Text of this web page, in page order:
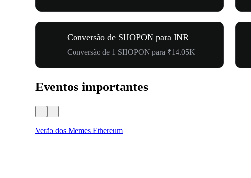
Conversão de SHOPON para INR
Conversão de 1 SHOPON para ₹14.05K
Eventos importantes
Verão dos Memes Ethereum